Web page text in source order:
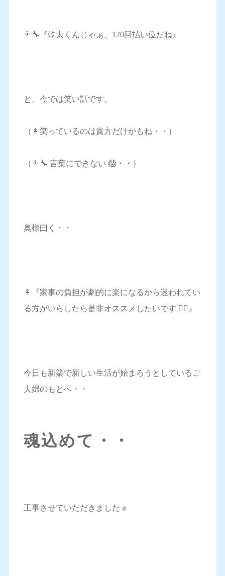
👨‍🔧『乾太くんじゃぁ、120回払い位だね』
と、今では笑い話です。
（👩笑っているのは貴方だけかもね・・）
（👨‍🔧 言葉にできない 😱・・）
奥様曰く・・
👩『家事の負担が劇的に楽になるから迷われてい
る方がいらしたら是非オススメしたいです 🙆‍♀️』
今日も新築で新しい生活が始まろうとしているご
夫婦のもとへ・・
魂込めて・・
工事させていただきました ✊